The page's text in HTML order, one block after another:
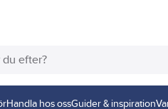
Handla hos ossGuider & inspiration